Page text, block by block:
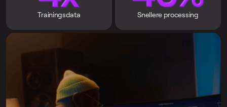
Trainingsdata Snellere processing